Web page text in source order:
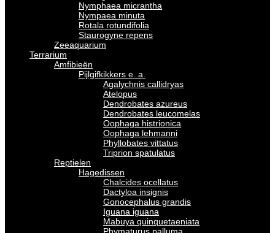
Nymphaea micrantha
Nympaea minuta
Rotala rotundifolia
Staurogyne repens
Zeeaquarium
Terrarium
Amfibieën
Pijlgifkikkers e. a.
Agalychnis callidryas
Atelopus
Dendrobates azureus
Dendrobates leucomelas
Oophaga histrionica
Oophaga lehmanni
Phyllobates vittatus
Triprion spatulatus
Reptielen
Hagedissen
Chalcides ocellatus
Dactyloa insignis
Gonocephalus grandis
Iguana iguana
Mabuya quinquetaeniata